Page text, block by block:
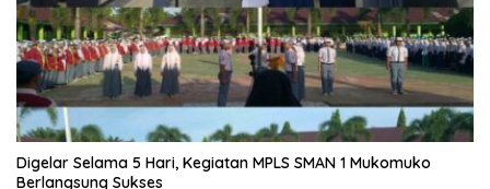
Digelar Selama 5 Hari, Kegiatan MPLS SMAN 1 Mukomuko
Berlangsung Sukses